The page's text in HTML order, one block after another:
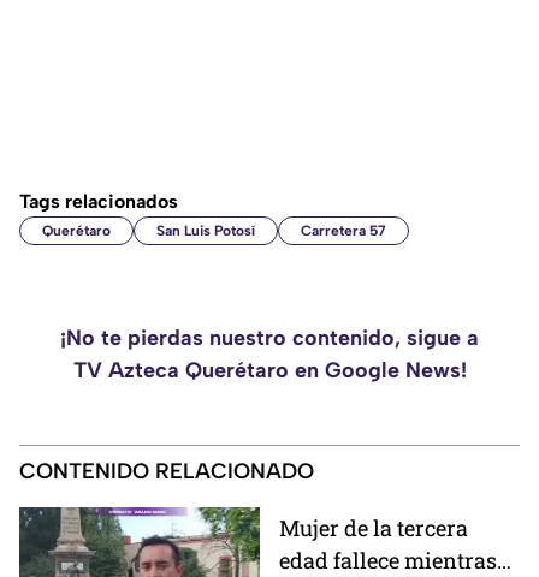
Tags relacionados
Querétaro San Luis Potosí Carretera 57
¡No te pierdas nuestro contenido, sigue a
TV Azteca Querétaro en Google News!
CONTENIDO RELACIONADO
Mujer de la tercera
edad fallece mientras